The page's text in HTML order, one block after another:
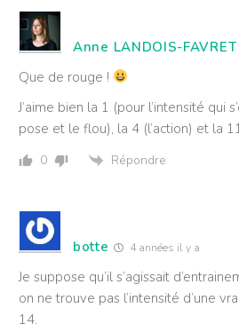
Anne LANDOIS-FAVRET
Que de rouge !
J’aime bien la 1 (pour l’intensité qui
pose et le flou), la 4 (l’action) et la
0 Répondre
botte 4 années il y a
Je suppose qu’il s’agissait
on ne trouve pas l’intensité d’une
14.